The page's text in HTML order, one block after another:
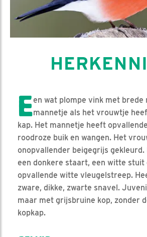
Een wat plompe vink met brede
mannetje als het vrouwtje
kap. Het mannetje heeft
roodroze buik en wangen. Het
onopvallender beigegrijs gekleurd.
een donkere staart, een witte stuit
opvallende witte vleugelstreep.
zware, dikke, zwarte snavel.
maar met grijsbruine kop, zonder
kopkap.